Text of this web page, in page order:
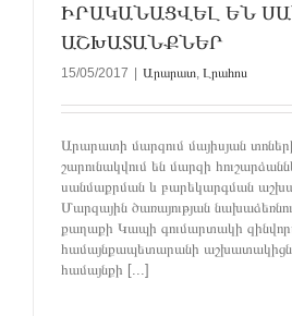
ԻՐԱԿԱՆԱՑՎԵԼ ԵՆ
ԱՇԽԱՏԱՆՔՆԵՐ
15/05/2017 Արարատ, Լրահոս
Արարատի մարզում մայիսյան
շարունակվում են մարզի
սանմաքրման և բարեկարգման
Մարզային ծառայության
քաղաքի Կապի գումարտակի
համայնքապետարանի
համայնքի [...]